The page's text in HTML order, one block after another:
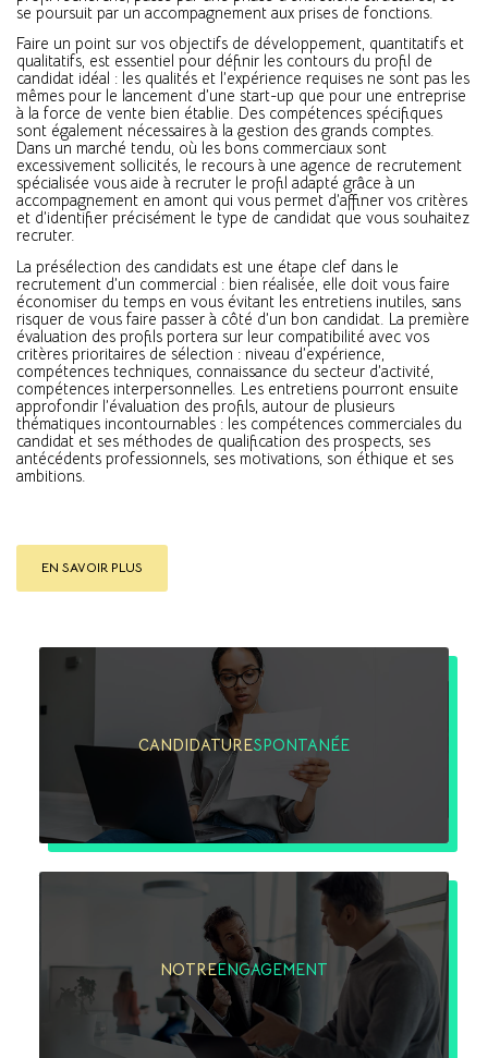
se poursuit par un accompagnement aux prises de fonctions.
Faire un point sur vos objectifs de développement, quantitatifs et
qualitatifs, est essentiel pour définir les contours du profil de
candidat idéal : les qualités et l’expérience requises ne sont pas les
mêmes pour le lancement d’une start-up que pour une entreprise
à la force de vente bien établie. Des compétences spécifiques
sont également nécessaires à la gestion des grands comptes.
Dans un marché tendu, où les bons commerciaux sont
excessivement sollicités, le recours à une agence de recrutement
spécialisée vous aide à recruter le profil adapté grâce à un
accompagnement en amont qui vous permet d’affiner vos critères
et d’identifier précisément le type de candidat que vous souhaitez
recruter.
La présélection des candidats est une étape clef dans le
recrutement d’un commercial : bien réalisée, elle doit vous faire
économiser du temps en vous évitant les entretiens inutiles, sans
risquer de vous faire passer à côté d’un bon candidat. La première
évaluation des profils portera sur leur compatibilité avec vos
critères prioritaires de sélection : niveau d’expérience,
compétences techniques, connaissance du secteur d’activité,
compétences interpersonnelles. Les entretiens pourront ensuite
approfondir l’évaluation des profils, autour de plusieurs
thématiques incontournables : les compétences commerciales du
candidat et ses méthodes de qualification des prospects, ses
antécédents professionnels, ses motivations, son éthique et ses
ambitions.
EN SAVOIR PLUS
CANDIDATURESPONTANÉE
NOTREENGAGEMENT